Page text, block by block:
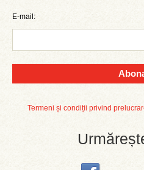
E-mail:
Termeni și condiții privind